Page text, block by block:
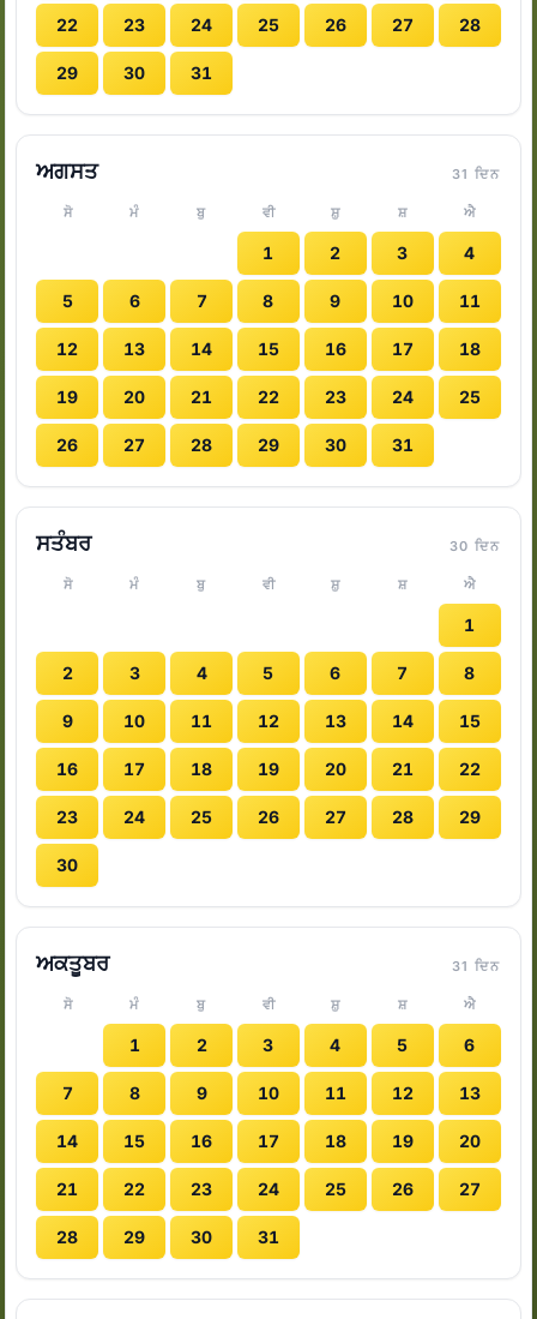
22 23 24 25 26 27 28
29 30 31
ਅਗਸਤ 31 ਦਿਨ
ਸੋ ਮੰ ਬੁ ਵੀ ਸ਼ੁ ਸ਼ ਐ
1 2 3 4
5 6 7 8 9 10 11
12 13 14 15 16 17 18
19 20 21 22 23 24 25
26 27 28 29 30 31
ਸਤੰਬਰ 30 ਦਿਨ
ਸੋ ਮੰ ਬੁ ਵੀ ਸ਼ੁ ਸ਼ ਐ
1
2 3 4 5 6 7 8
9 10 11 12 13 14 15
16 17 18 19 20 21 22
23 24 25 26 27 28 29
30
ਅਕਤੂਬਰ 31 ਦਿਨ
ਸੋ ਮੰ ਬੁ ਵੀ ਸ਼ੁ ਸ਼ ਐ
1 2 3 4 5 6
7 8 9 10 11 12 13
14 15 16 17 18 19 20
21 22 23 24 25 26 27
28 29 30 31